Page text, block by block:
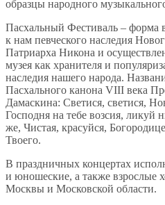
образцы народного
Пасхальный Фестиваль – форма
к нам певческого наследия
Патриарха Никона и
музея как хранителя и
наследия нашего народа.
Пасхального канона VIII века
Дамаскина: Светися, светися,
Господня на тебе возсия,
же, Чистая, красуйся,
Твоего.
В праздничных концертах
и юношеские, а также взрослые
Москвы и Московской области.